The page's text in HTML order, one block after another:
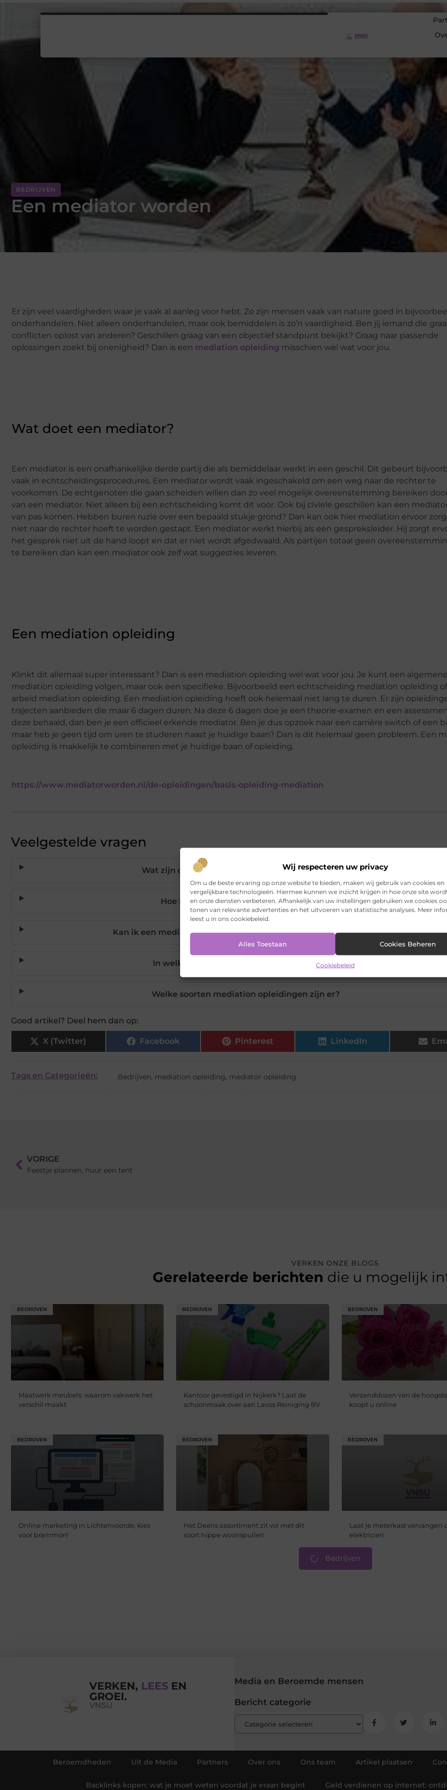
Wij respecteren uw privacy
Om u de beste ervaring op onze website te bieden, maken wij gebruik van cookies en
vergelijkbare technologieën. Hiermee kunnen we inzicht krijgen in hoe onze site
en onze diensten verbeteren. Afhankelijk van uw instellingen gebruiken we cookies
tonen van relevante advertenties en het uitvoeren van statistische analyses. Meer
leest u in ons cookiebeleid.
Alles Toestaan Cookies Beheren
Cookiebeleid
BEDRIJVEN
Een mediator worden
Er zijn veel vaardigheden waar je vaak al aanleg voor hebt. Zo zijn mensen vaak van nature goed in
onderhandelen. Niet alleen onderhandelen, maar ook bemiddelen is zo’n vaardigheid. Ben jij iemand die
conflicten oplost van anderen? Geschillen graag van een objectief standpunt bekijkt? Graag naar passende
oplossingen zoekt bij onenigheid? Dan is een mediation opleiding misschien wel wat voor jou.
Wat doet een mediator?
Een mediator is een onafhankelijke derde partij die als bemiddelaar werkt in een geschil. Dit gebeurt
vaak in echtscheidingsprocedures. Een mediator wordt vaak ingeschakeld om een weg naar de rechter te
voorkomen. De echtgenoten die gaan scheiden willen dan zo veel mogelijk overeenstemming bereiken
van een mediator. Niet alleen bij een echtscheiding komt dit voor. Ook bij civiele geschillen kan een
van pas komen. Hebben buren ruzie over een bepaald stukje grond? Dan kan ook hier mediation ervoor
niet naar de rechter hoeft te worden gestapt. Een mediator werkt hierbij als een gespreksleider. Hij zorgt
het gesprek niet uit de hand loopt en dat er niet wordt afgedwaald. Als partijen totaal geen
te bereiken dan kan een mediator ook zelf wat suggesties leveren.
Een mediation opleiding
Klinkt dit allemaal super interessant? Dan is een mediation opleiding wel wat voor jou. Je kunt een algemene
mediation opleiding volgen, maar ook een specifieke. Bijvoorbeeld een echtscheiding mediation opleiding
arbeid mediation opleiding. Een mediation opleiding hoeft ook helemaal niet lang te duren. Er zijn
trajecten aanbieden die maar 6 dagen duren. Na deze 6 dagen doe je een theorie-examen en een
deze behaald, dan ben je een officieel erkende mediator. Ben je dus opzoek naar een carrière switch of een
maar heb je geen tijd om uren te studeren naast je huidige baan? Dan is dit helemaal geen probleem. Een
opleiding is makkelijk te combineren met je huidige baan of opleiding.
https://www.mediatorworden.nl/de-opleidingen/basis-opleiding-mediation
Veelgestelde vragen
Wat zijn de voornaamste taken van een mediator?
Hoe lang duurt een mediation opleiding?
Kan ik een mediation opleiding naast mijn huidige baan volgen?
In welke situaties wordt mediation gebruikt?
Welke soorten mediation opleidingen zijn er?
Goed artikel? Deel hem dan op:
X (Twitter) Facebook Pinterest LinkedIn
Tags en Categorieën: Bedrijven, mediation opleiding, mediator opleiding
VORIGE
Feestje plannen, huur een tent
VERKEN ONZE BLOGS
Gerelateerde berichten die u mogelijk
BEDRIJVEN
Maatwerk meubels: waarom vakwerk het
verschil maakt
BEDRIJVEN
Kantoor gevestigd in Nijkerk? Laat de
schoonmaak over aan Lavos Reiniging BV
BEDRIJVEN
Verzenddozen van de
koopt u online
BEDRIJVEN
Online marketing in Lichtenvoorde, kies
voor brammon!
BEDRIJVEN
Het Deens assortiment zit vol met dit
soort hippe woonspullen
BEDRIJVEN
Laat je meterkast vervangen
elektricien
Bedrijven
VERKEN, LEES EN
GROEI.
VNSU
Media en Beroemde mensen
Bericht categorie
Beroemdheden Uit de Media Partners Over ons Ons team Artikel plaatsen
Backlinks kopen: wat je moet weten voordat je eraan begint Geld verdienen op internet: